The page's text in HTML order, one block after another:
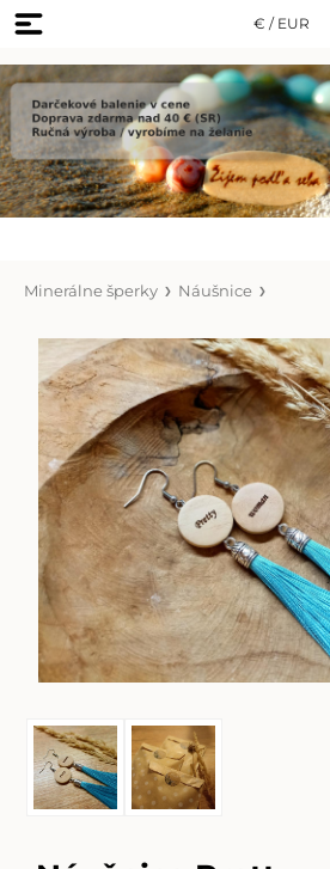
€ / EUR
Minerálne šperky Náušnice